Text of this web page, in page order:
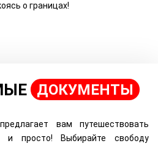
о границах!
ДОКУМЕНТЫ
вам путешествовать
и просто! Выбирайте свободу